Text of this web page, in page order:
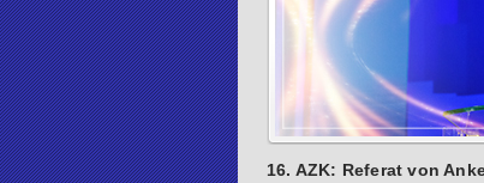
16. AZK: Referat von